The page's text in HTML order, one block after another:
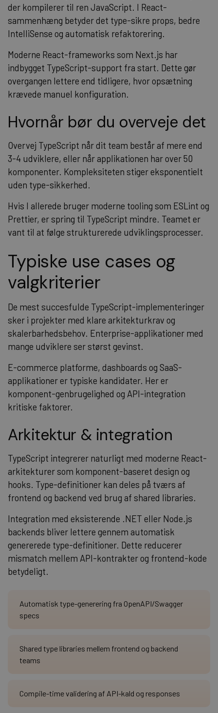
der kompilerer til ren JavaScript. I React-
sammenhæng betyder det type-sikre props, bedre
IntelliSense og automatisk refaktorering.
Moderne React-frameworks som Next.js har
indbygget TypeScript-support fra start. Dette gør
overgangen lettere end tidligere, hvor opsætning
krævede manuel konfiguration.
Hvornår bør du overveje det
Overvej TypeScript når dit team består af mere end
3-4 udviklere, eller når applikationen har over 50
komponenter. Kompleksiteten stiger eksponentielt
uden type-sikkerhed.
Hvis I allerede bruger moderne tooling som ESLint og
Prettier, er spring til TypeScript mindre. Teamet er
vant til at følge strukturerede udviklingsprocesser.
Typiske use cases og
valgkriterier
De mest succesfulde TypeScript-implementeringer
sker i projekter med klare arkitekturkrav og
skalerbarhedsbehov. Enterprise-applikationer med
mange udviklere ser størst gevinst.
E-commerce platforme, dashboards og SaaS-
applikationer er typiske kandidater. Her er
komponent-genbrugelighed og API-integration
kritiske faktorer.
Arkitektur & integration
TypeScript integrerer naturligt med moderne React-
arkitekturer som komponent-baseret design og
hooks. Type-definitioner kan deles på tværs af
frontend og backend ved brug af shared libraries.
Integration med eksisterende .NET eller Node.js
backends bliver lettere gennem automatisk
genererede type-definitioner. Dette reducerer
mismatch mellem API-kontrakter og frontend-kode
betydeligt.
Automatisk type-generering fra OpenAPI/Swagger
specs
Shared type libraries mellem frontend og backend
teams
Compile-time validering af API-kald og responses